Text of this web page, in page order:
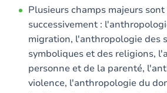
Plusieurs champs majeurs
successivement :
migration, l'anthropologie des
symboliques et des religions,
personne et de la parenté,
violence, l'anthropologie du